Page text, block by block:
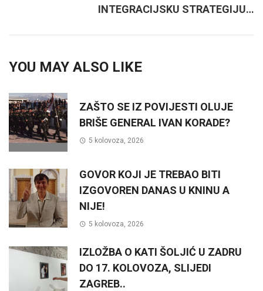
INTEGRACIJSKU STRATEGIJU…
YOU MAY ALSO LIKE
ZAŠTO SE IZ POVIJESTI OLUJE
BRIŠE GENERAL IVAN KORADE?
5 kolovoza, 2026
GOVOR KOJI JE TREBAO BITI
IZGOVOREN DANAS U KNINU A
NIJE!
5 kolovoza, 2026
IZLOŽBA O KATI ŠOLJIĆ U ZADRU
DO 17. KOLOVOZA, SLIJEDI
ZAGREB..